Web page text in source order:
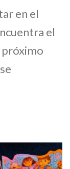
en el
el
próximo